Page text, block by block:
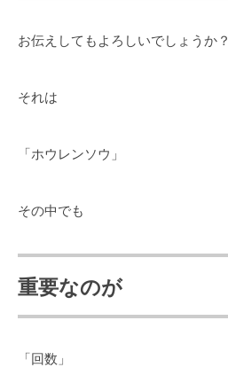
お伝えしてもよろしいでしょうか？
それは
「ホウレンソウ」
その中でも
重要なのが
「回数」